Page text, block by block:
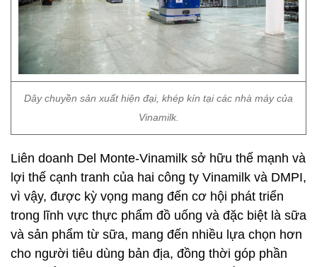
Dây chuyền sản xuất hiện đại, khép kín tại các nhà máy của
Vinamilk.
Liên doanh Del Monte-Vinamilk sở hữu thế mạnh và
lợi thế cạnh tranh của hai công ty Vinamilk và DMPI,
vì vậy, được kỳ vọng mang đến cơ hội phát triển
trong lĩnh vực thực phẩm đồ uống và đặc biệt là sữa
và sản phẩm từ sữa, mang đến nhiều lựa chọn hơn
cho người tiêu dùng bản địa, đồng thời góp phần